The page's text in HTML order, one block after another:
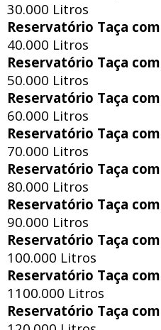
30.000 Litros
Reservatório Taça
40.000 Litros
Reservatório Taça
50.000 Litros
Reservatório Taça
60.000 Litros
Reservatório Taça
70.000 Litros
Reservatório Taça
80.000 Litros
Reservatório Taça
90.000 Litros
Reservatório Taça
100.000 Litros
Reservatório Taça
1100.000 Litros
Reservatório Taça